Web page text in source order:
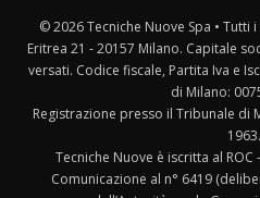
© 2026 Tecniche Nuove Spa • Tutti
Eritrea 21 - 20157 Milano. Capitale
versati. Codice fiscale, Partita Iva e
di Milano:
Registrazione presso il Tribunale di
1963.
Tecniche Nuove è iscritta al ROC
Comunicazione al n° 6419